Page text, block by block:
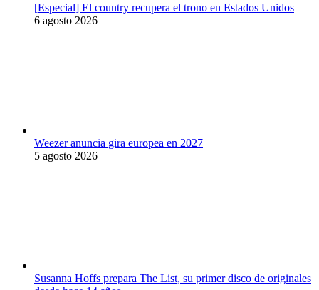
[Especial] El country recupera el trono en Estados Unidos
6 agosto 2026
Weezer anuncia gira europea en 2027
5 agosto 2026
Susanna Hoffs prepara The List, su primer disco de originales